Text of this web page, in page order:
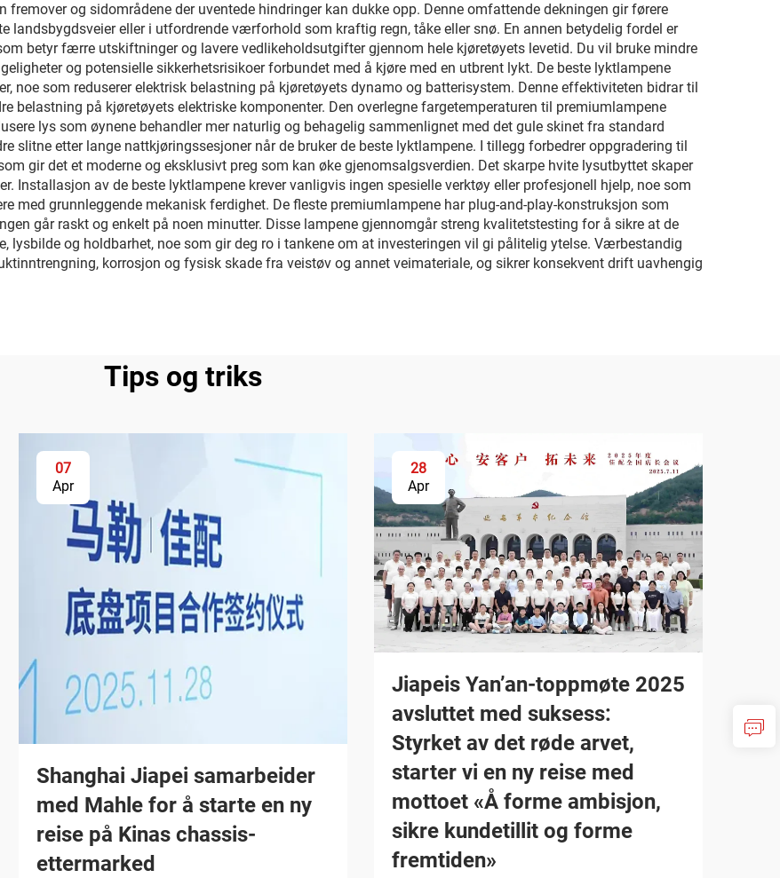
fremover og sidområdene der uventede hindringer kan dukke opp. Denne omfattende dekningen gir førere
landsbygdsveier eller i utfordrende værforhold som kraftig regn, tåke eller snø. En annen betydelig fordel er
betyr færre utskiftninger og lavere vedlikeholdsutgifter gjennom hele kjøretøyets levetid. Du vil bruke mindre
og potensielle sikkerhetsrisikoer forbundet med å kjøre med en utbrent lykt. De beste lyktlampene
noe som reduserer elektrisk belastning på kjøretøyets dynamo og batterisystem. Denne effektiviteten bidrar til
belastning på kjøretøyets elektriske komponenter. Den overlegne fargetemperaturen til premiumlampene
lys som øynene behandler mer naturlig og behagelig sammenlignet med det gule skinet fra standard
slitne etter lange nattkjøringssesjoner når de bruker de beste lyktlampene. I tillegg forbedrer oppgradering til
gir det et moderne og eksklusivt preg som kan øke gjenomsalgsverdien. Det skarpe hvite lysutbyttet skaper
Installasjon av de beste lyktlampene krever vanligvis ingen spesielle verktøy eller profesjonell hjelp, noe som
med grunnleggende mekanisk ferdighet. De fleste premiumlampene har plug-and-play-konstruksjon som
går raskt og enkelt på noen minutter. Disse lampene gjennomgår streng kvalitetstesting for å sikre at de
lysbilde og holdbarhet, noe som gir deg ro i tankene om at investeringen vil gi pålitelig ytelse. Værbestandig
korrosjon og fysisk skade fra veistøv og annet veimateriale, og sikrer konsekvent drift uavhengig
Tips og triks
07
Apr
Shanghai Jiapei samarbeider
med Mahle for å starte en ny
reise på Kinas chassis-
ettermarked
28
Apr
Jiapeis Yan’an-toppmøte 2025
avsluttet med suksess:
Styrket av det røde arvet,
starter vi en ny reise med
mottoet «Å forme ambisjon,
sikre kundetillit og forme
fremtiden»